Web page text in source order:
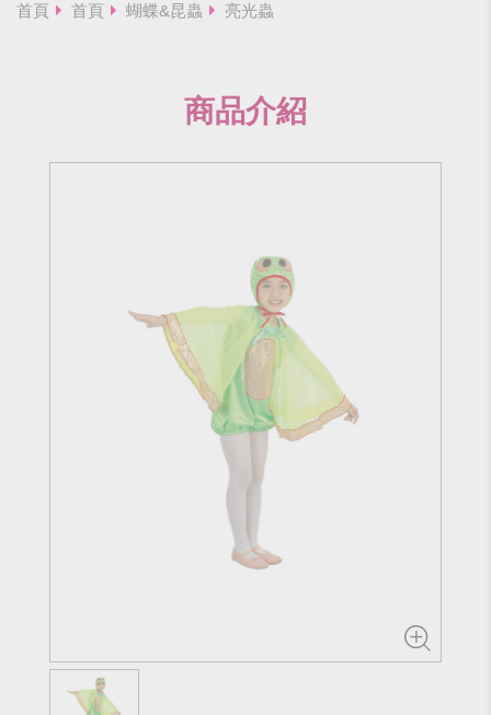
首頁 首頁 蝴蝶&昆蟲 亮光蟲
商品介紹